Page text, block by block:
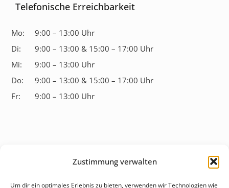
Zustimmung verwalten
Um dir ein optimales Erlebnis zu bieten, verwenden wir Technologien wie
Telefonische Erreichbarkeit
Mo:
9:00 – 13:00 Uhr
Di:
9:00 – 13:00 & 15:00 – 17:00 Uhr
Mi:
9:00 – 13:00 Uhr
Do:
9:00 – 13:00 & 15:00 – 17:00 Uhr
Fr:
9:00 – 13:00 Uhr